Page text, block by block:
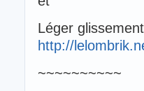
Léger
http://
~~~~~~~~~~